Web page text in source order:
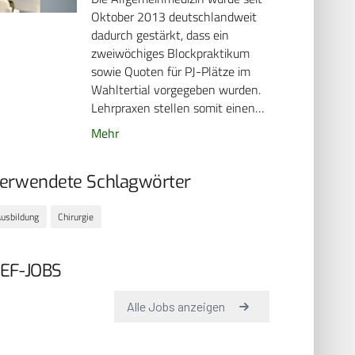
Oktober 2013 deutschlandweit
dadurch gestärkt, dass ein
zweiwöchiges Blockpraktikum
sowie Quoten für PJ-Plätze im
Wahltertial vorgegeben wurden.
Lehrpraxen stellen somit einen…
Mehr
Schlagwörter
Chirurgie
JOBS